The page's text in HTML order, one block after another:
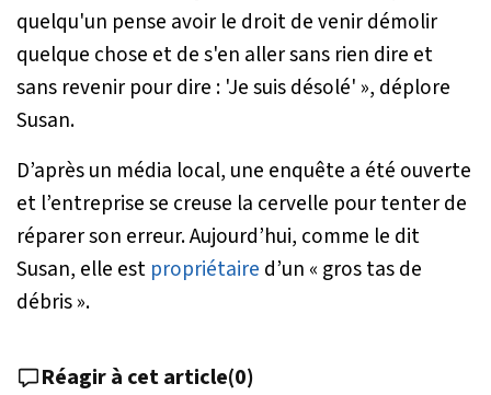
quelqu'un pense avoir le droit de venir démolir
quelque chose et de s'en aller sans rien dire et
sans revenir pour dire : 'Je suis désolé' », déplore
Susan.
D’après un média local, une enquête a été ouverte
et l’entreprise se creuse la cervelle pour tenter de
réparer son erreur. Aujourd’hui, comme le dit
Susan, elle est propriétaire d’un « gros tas de
débris».
Réagir à cet article(0)